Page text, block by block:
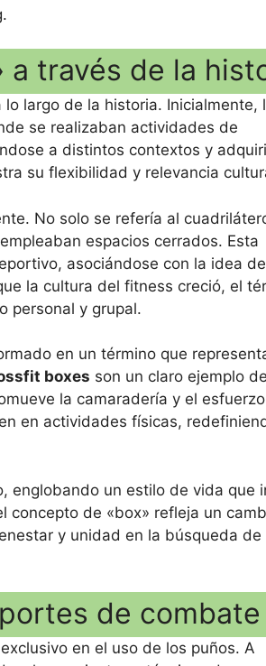
través de la
largo de la historia. Inicialmente,
se realizaban actividades de
a distintos contextos y
su flexibilidad y relevancia
No solo se refería al
espacios cerrados. Esta
asociándose con la idea de
la cultura del fitness creció, el
personal y grupal.
en un término que
boxes son un claro ejemplo
la camaradería y el esfuerzo
en actividades físicas,
englobando un estilo de vida que
concepto de «box» refleja un
y unidad en la búsqueda de
de combate
en el uso de los puños. A